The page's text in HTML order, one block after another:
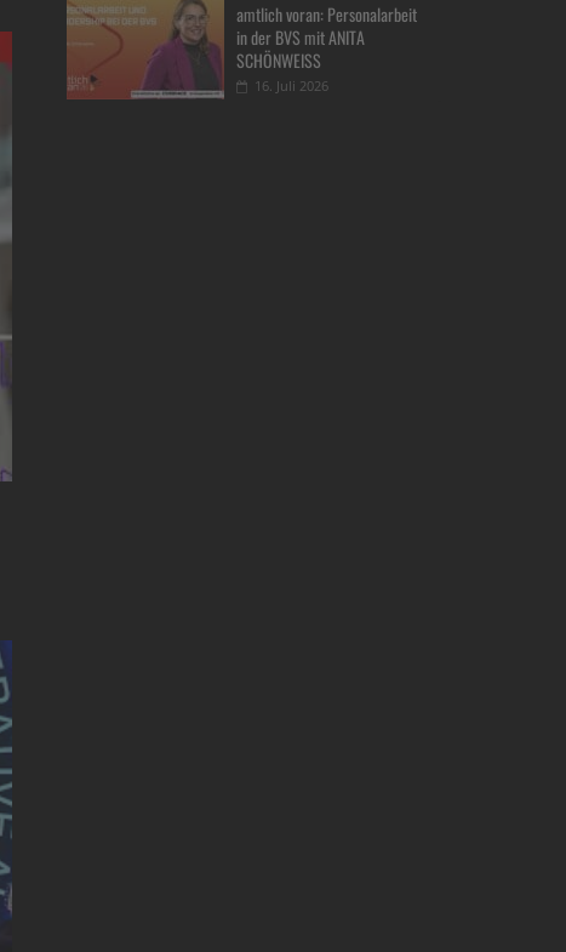
amtlich voran: Personalarbeit
in der BVS mit ANITA
SCHÖNWEISS
16. Juli 2026